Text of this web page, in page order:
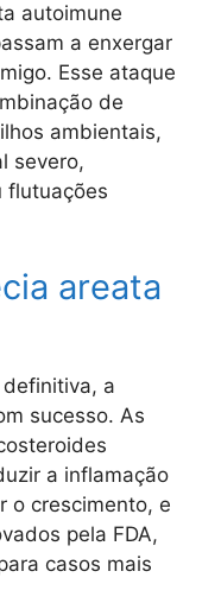
autoimune
a enxergar
Esse ataque
de
ambientais,
severo,
flutuações
areata
a
sucesso. As
a inflamação
o crescimento, e
pela FDA,
casos mais